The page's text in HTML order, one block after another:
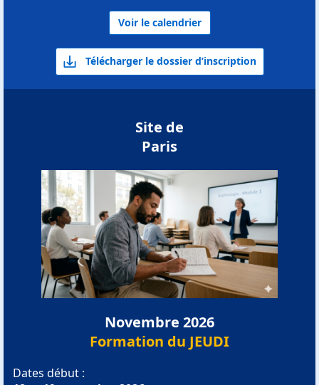
Voir le calendrier
Télécharger le dossier d’inscription
Site de
Paris
Novembre 2026
Formation du JEUDI
Dates début :